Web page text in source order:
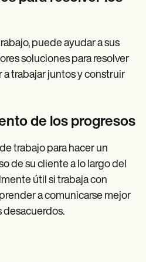
puede ayudar a sus
soluciones para resolver
trabajar juntos y construir
de los progresos
trabajo para hacer un
de su cliente a lo largo del
útil si trabaja con
a comunicarse mejor
desacuerdos.